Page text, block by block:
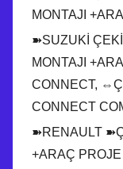
MONTAJI
➽SUZUKİ
MONTAJI
CONNECT,
CONNECT
➽RENAULT
+ARAÇ